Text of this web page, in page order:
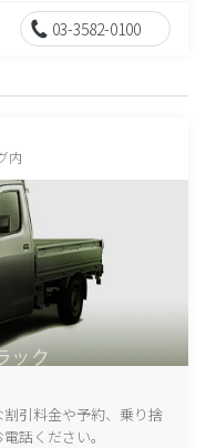
03-3582-0100
内
引料金や予約、乗り捨
話ください。